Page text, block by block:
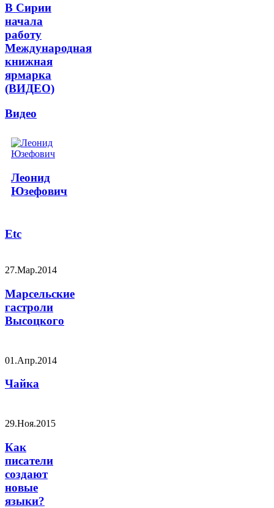
В Сирии
начала
работу
Международная
книжная
ярмарка
(ВИДЕО)
Видео
Леонид
Юзефович
Etc
27.Мар.2014
Марсельские
гастроли
Высоцкого
01.Апр.2014
Чайка
29.Ноя.2015
Как
писатели
создают
новые
языки?